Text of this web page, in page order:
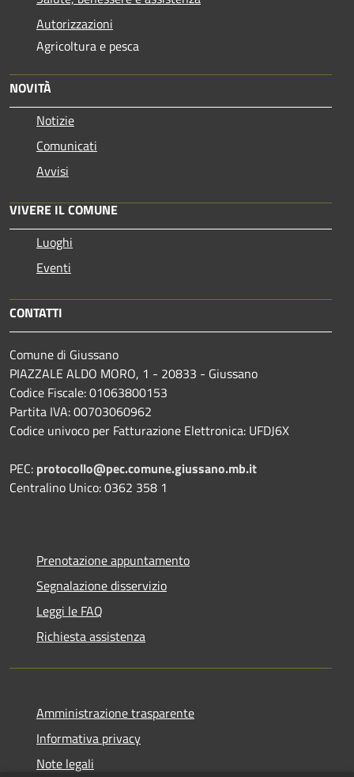
Autorizzazioni
Agricoltura e pesca
NOVITÀ
Notizie
Comunicati
Avvisi
VIVERE IL COMUNE
Luoghi
Eventi
CONTATTI
Comune di Giussano
PIAZZALE ALDO MORO, 1 - 20833 - Giussano
Codice Fiscale: 01063800153
Partita IVA: 00703060962
Codice univoco per Fatturazione Elettronica: UFDJ6X
PEC: protocollo@pec.comune.giussano.mb.it
Centralino Unico: 0362 358 1
Prenotazione appuntamento
Segnalazione disservizio
Leggi le FAQ
Richiesta assistenza
Amministrazione trasparente
Informativa privacy
Note legali